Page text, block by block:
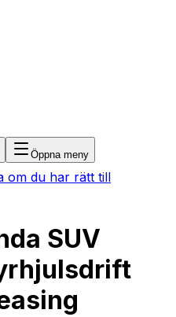
Öppna meny
om du har rätt till
SUV